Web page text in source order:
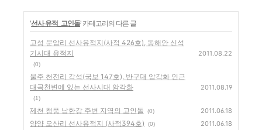
'선사 유적_고인돌' 카테고리의 다른 글
고성 문암리 선사유적지(사적 426호), 동해안 신석
기시대 유적지
(0)
2011.08.22
울주 천전리 각석(국보 147호), 반구대 암각화 인근
대곡천변에 있는 선사시대 암각화
(1)
2011.08.19
제천 청풍 남한강 주변 지역의 고인돌 (0) 2011.06.18
양양 오산리 선사유적지 (사적394호) (0) 2011.06.18